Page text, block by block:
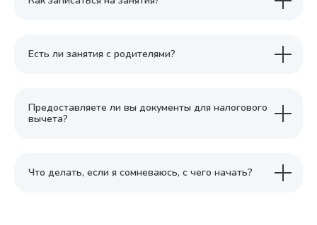
Есть ли занятия с родителями?
Предоставляете ли вы документы для налогового
вычета?
Что делать, если я сомневаюсь, с чего начать?